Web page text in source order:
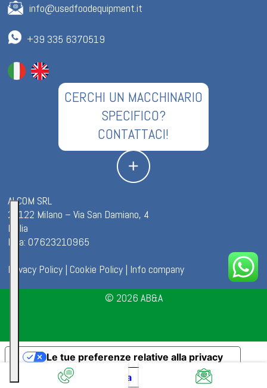
info@usedfoodequipment.it
+39 335 6370519
CERCHI UN MACCHINARIO
SPECIFICO?
CONTATTACI!
ALCOM SRL
20122 Milano – Via San Damiano, 4
Italia
P.iva: 07623210965
Privacy Policy |Cookie Policy | Info company
© 2026 AB&A
Informativa sulla raccolta
Le tue preferenze relative alla privacy